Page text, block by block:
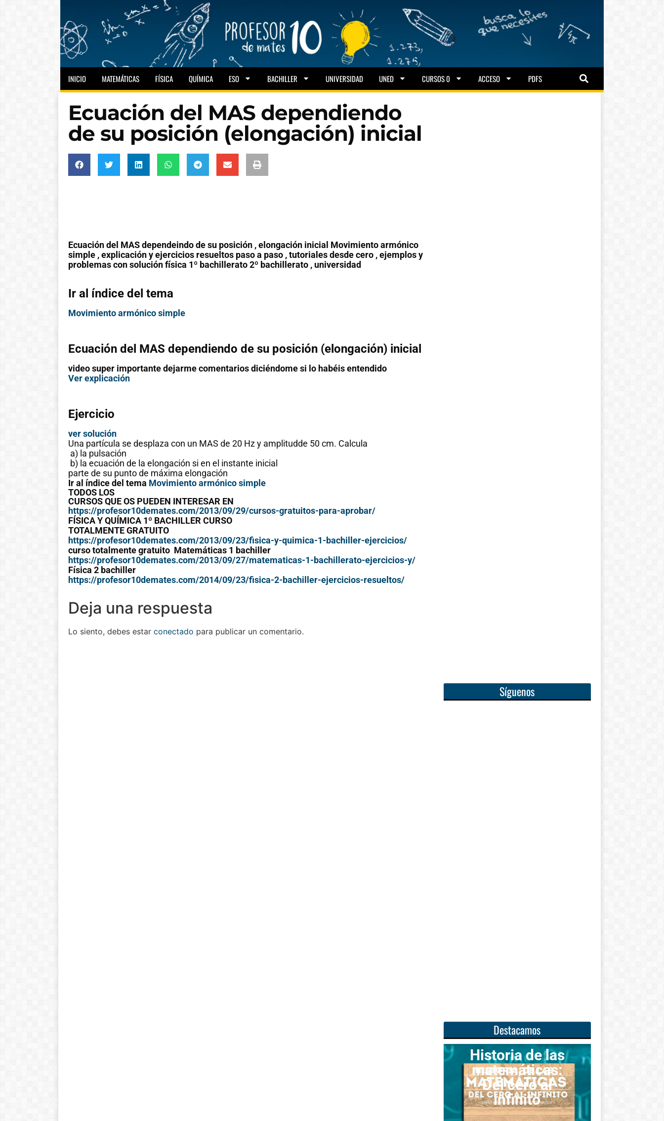
INICIO MATEMÁTICAS FÍSICA QUÍMICA ESO BACHILLER UNIVERSIDAD UNED CURSOS 0 ACCESO PDFS
Ecuación del MAS dependiendo
de su posición (elongación) inicial
Ecuación del MAS dependeindo de su posición , elongación inicial Movimiento armónico
simple , explicación y ejercicios resueltos paso a paso , tutoriales desde cero , ejemplos y
problemas con solución física 1º bachillerato 2º bachillerato , universidad
Ir al índice del tema
Movimiento armónico simple
Ecuación del MAS dependiendo de su posición (elongación) inicial
video super importante dejarme comentarios diciéndome si lo habéis entendido
Ver explicación
Ejercicio
ver solución
Una partícula se desplaza con un MAS de 20 Hz y amplitudde 50 cm. Calcula
a) la pulsación
b) la ecuación de la elongación si en el instante inicial
parte de su punto de máxima elongación
Ir al índice del tema Movimiento armónico simple
TODOS LOS
CURSOS QUE OS PUEDEN INTERESAR EN
https://profesor10demates.com/2013/09/29/cursos-gratuitos-para-aprobar/
FÍSICA Y QUÍMICA 1º BACHILLER CURSO
TOTALMENTE GRATUITO
https://profesor10demates.com/2013/09/23/fisica-y-quimica-1-bachiller-ejercicios/
curso totalmente gratuito Matemáticas 1 bachiller
https://profesor10demates.com/2013/09/27/matematicas-1-bachillerato-ejercicios-y/
Física 2 bachiller
https://profesor10demates.com/2014/09/23/fisica-2-bachiller-ejercicios-resueltos/
Deja una respuesta
Lo siento, debes estar conectado para publicar un comentario.
Síguenos
Destacamos
Historia de las
matemáticas:
Del cero al
infinito
matemáticas
para todos